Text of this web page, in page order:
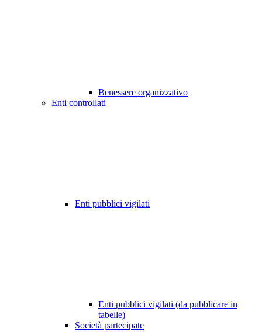
Benessere organizzativo
Enti controllati
Enti pubblici vigilati
Enti pubblici vigilati (da pubblicare in
tabelle)
Società partecipate